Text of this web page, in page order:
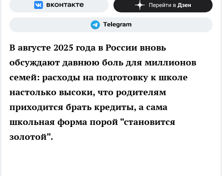
В августе 2025 года в России вновь
обсуждают давнюю боль для миллионов
семей: расходы на подготовку к школе
настолько высоки, что родителям
приходится брать кредиты, а сама
школьная форма порой "становится
золотой".